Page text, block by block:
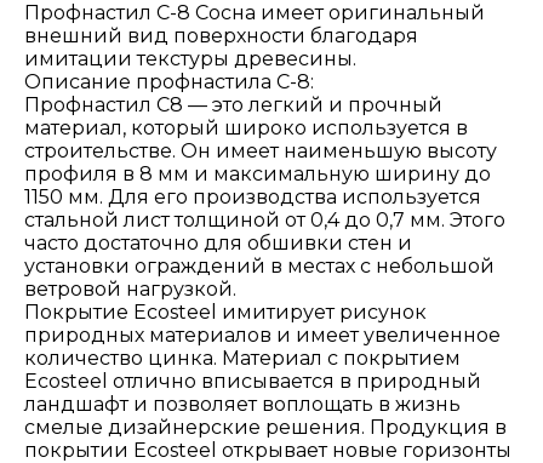
Профнастил C-8 Сосна имеет оригинальный
внешний вид поверхности благодаря
имитации текстуры древесины.
Описание профнастила С-8:
Профнастил С8 — это легкий и прочный
материал, который широко используется в
строительстве. Он имеет наименьшую высоту
профиля в 8 мм и максимальную ширину до
1150 мм. Для его производства используется
стальной лист толщиной от 0,4 до 0,7 мм. Этого
часто достаточно для обшивки стен и
установки ограждений в местах с небольшой
ветровой нагрузкой.
Покрытие Ecosteel имитирует рисунок
природных материалов и имеет увеличенное
количество цинка. Материал с покрытием
Ecosteel отлично вписывается в природный
ландшафт и позволяет воплощать в жизнь
смелые дизайнерские решения. Продукция в
покрытии Ecosteel открывает новые горизонты